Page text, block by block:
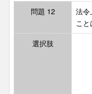
問題 12
法令
こと
選択肢